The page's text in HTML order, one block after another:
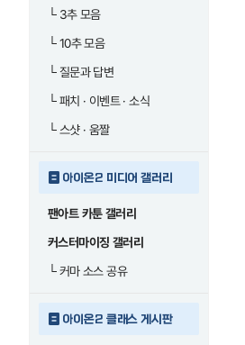
└3추 모음
└10추 모음
└질문과 답변
└패치 · 이벤트 · 소식
└스샷 · 움짤
아이온2 미디어 갤러리
팬아트 카툰 갤러리
커스터마이징 갤러리
└커마 소스 공유
아이온2 클래스 게시판